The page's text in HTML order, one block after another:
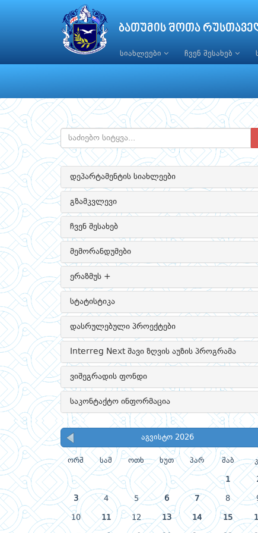
ბათუმის შოთა
სიახლეები ჩვენ შესახებ
დეპარტამენტის სიახლეები
გზამკვლევი
ჩვენ შესახებ
მემორანდუმები
ერაზმუს +
სტატისტიკა
დასრულებული პროექტები
Interreg Next შავი ზღვის აუზის პროგრამა
ვიშეგრადის ფონდი
საკონტაქტო ინფორმაცია
აგვისტო 2026
ორშ სამ ოთხ ხუთ პარ შაბ
1
3 4 5 6 7 8
10 11 12 13 14 15